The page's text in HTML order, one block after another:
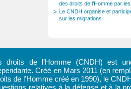
des droits de l’Homme par
Le CNDH organise et
sur les migrations
droits de l’Homme (CNDH) est
Créé en Mars 2011 (en
de l’Homme créé en 1990), le
relatives à la défense et à la